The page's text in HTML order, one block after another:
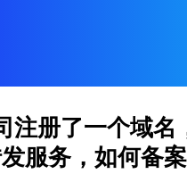
注册了一个域名
服务，如何备